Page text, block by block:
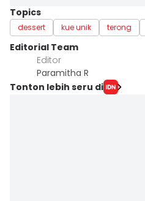
Topics
dessert kue unik terong
Editorial Team
Editor
Paramitha R
Tonton lebih seru di